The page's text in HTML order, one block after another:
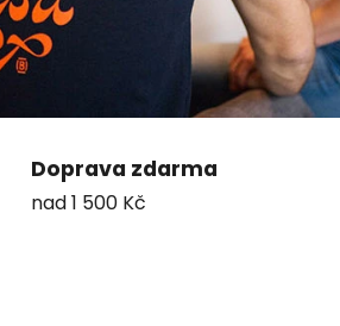
Doprava zdarma
nad 1 500 Kč